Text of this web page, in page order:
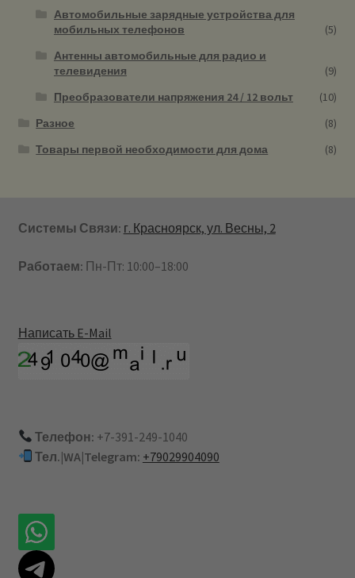
Автомобильные зарядные устройства для
мобильных телефонов
(5)
Антенны автомобильные для радио и
телевидения
(9)
Преобразователи напряжения 24 / 12 вольт
(10)
Разное
(8)
Товары первой необходимости для дома
(8)
Системы Связи: г. Красноярск, ул. Весны, 2
Работаем: Пн-Пт: 10:00–18:00
Написать E-Mail
Телефон: +7-391-249-1040
Тел.|WA|Telegram: +79029904090